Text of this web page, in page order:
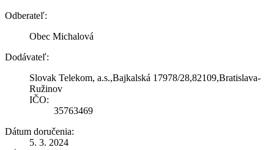
Odberateľ:
Obec Michalová
Dodávateľ:
Slovak Telekom, a.s.,Bajkalská 17978/28,82109,Bratislava-
Ružinov
IČO:
35763469
Dátum doručenia:
5. 3. 2024